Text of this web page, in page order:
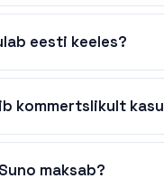
eesti keeles?
kommertslikult
maksab?